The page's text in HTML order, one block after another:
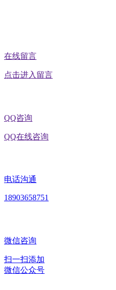
在线留言
点击进入留言
QQ咨询
QQ在线咨询
电话沟通
18903658751
微信咨询
扫一扫添加
微信公众号